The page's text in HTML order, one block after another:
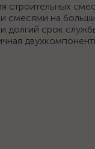
строительных
смесями на
долгий срок